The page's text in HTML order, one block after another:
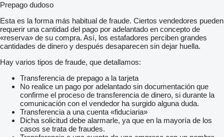
Prepago dudoso
Esta es la forma más habitual de fraude. Ciertos vendedores pueden
requerir una cantidad del pago por adelantado en concepto de
«reserva» de su compra. Así, los estafadores perciben grandes
cantidades de dinero y después desaparecen sin dejar huella.
Hay varios tipos de fraude, que detallamos:
Transferencia de prepago a la tarjeta
No realice un pago por adelantado sin documentación que
confirme el proceso de transferencia de dinero, si durante la
comunicación con el vendedor ha surgido alguna duda.
Transferencia a una cuenta «fiduciaria»
Dicha solicitud debe alarmarle, ya que en la mayoría de los
casos se trata de fraudes.